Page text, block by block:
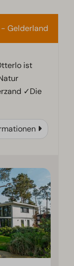
Gelderland
ist
✓Die